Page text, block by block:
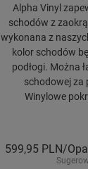
Alpha Vinyl
schodów z
wykonana z
kolor schodów
podłogi. Można
schodowej za
Winylowe
599,95 PLN/